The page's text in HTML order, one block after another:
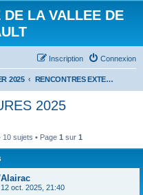
LA VALLEE DE
Connexion
Inscription
2025 RENCONTRES EXTERIEURES 2025
2025
10 sujets • Page 1 sur 1
12 oct. 2025, 21:40